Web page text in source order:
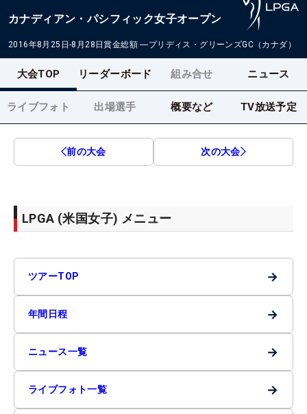
カナディアン・パシフィック女子オープン
2016年8月25日-8月28日賞金総額 ―プリディス・グリーンズGC（カナダ）
大会TOP リーダーボード 組み合せ ニュース
ライブフォト 出場選手 概要など TV放送予定
前の大会 次の大会
LPGA (米国女子) メニュー
ツアーTOP →
年間日程 →
ニュース一覧 →
ライブフォト一覧 →